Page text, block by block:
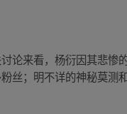
论来看，杨衍因其悲
丝；明不详的神秘莫测